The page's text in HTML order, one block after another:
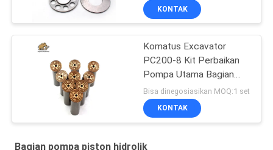
KONTAK
Komatus Excavator
PC200-8 Kit Perbaikan
Pompa Utama Bagian
Pompa Hidraulik Pompa
Piston Layanan
Perbaikan Pemeliharaan
Bisa dinegosiasikan MOQ:1 set
KONTAK
Bagian pompa piston hidrolik